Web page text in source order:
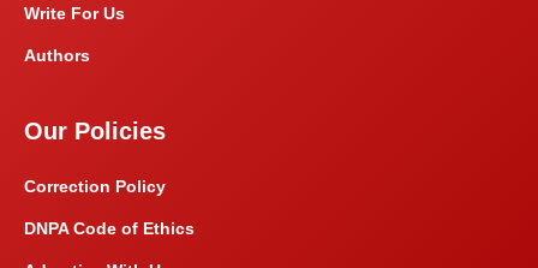
Write For Us
Authors
Our Policies
Correction Policy
DNPA Code of Ethics